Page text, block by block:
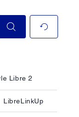
Libre 2
LibreLinkUp